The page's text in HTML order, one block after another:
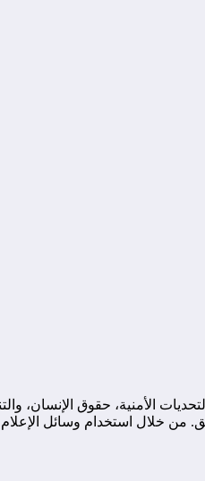
الأمنية، حقوق الإنسان،
خلال استخدام وسائل الإعلام